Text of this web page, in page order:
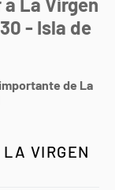
- Isla de
de La
VIRGEN